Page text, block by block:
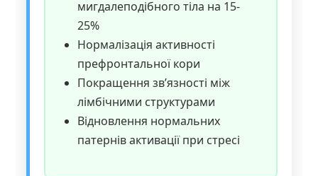
мигдалеподібного тіла на 15-
25%
Нормалізація активності
префронтальної кори
Покращення зв’язності між
лімбічними структурами
Відновлення нормальних
патернів активації при стресі